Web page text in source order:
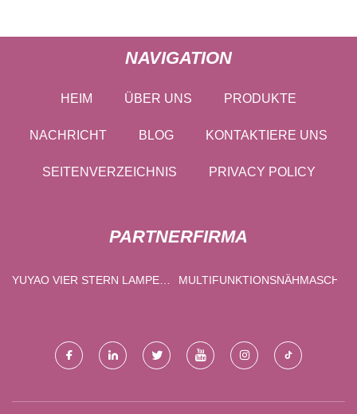
NAVIGATION
HEIM ÜBER UNS PRODUKTE
NACHRICHT BLOG KONTAKTIERE UNS
SEITENVERZEICHNIS PRIVACY POLICY
PARTNERFIRMA
YUYAO VIER STERN LAMPEN
MULTIFUNKTIONSNÄHMASCHINE